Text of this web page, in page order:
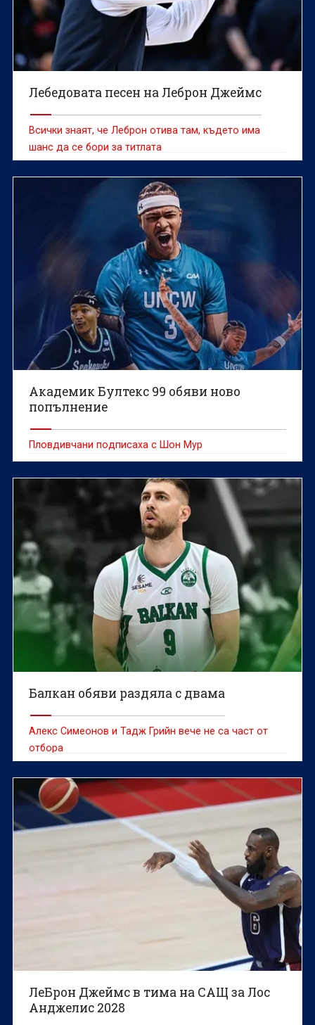
Лебедовата песен на Леброн Джеймс
Всички знаят, че Леброн отива там, където има
шанс да се бори за титлата
Академик Бултекс 99 обяви ново
попълнение
Пловдивчани подписаха с Шон Мур
Балкан обяви раздяла с двама
Алекс Симеонов и Тадж Грийн вече не са част от
отбора
ЛеБрон Джеймс в тима на САЩ за Лос
Анджелис 2028